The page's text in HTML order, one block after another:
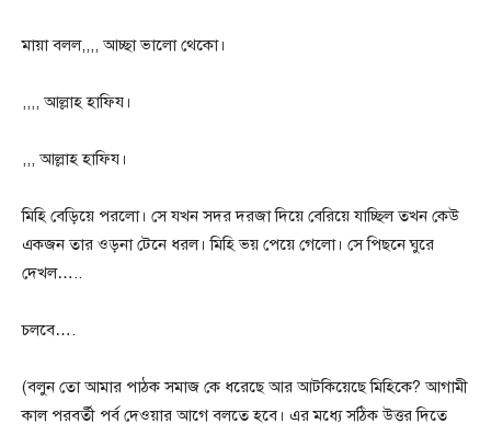
মায়া বলল,,,, আচ্ছা ভালো থেকো।
,,,, আল্লাহ হাফিয।
,,, আল্লাহ হাফিয।
মিহি বেড়িয়ে পরলো। সে যখন সদর দরজা দিয়ে বেরিয়ে যাচ্ছিল তখন কেউ
একজন তার ওড়না টেনে ধরল। মিহি ভয় পেয়ে গেলো। সে পিছনে ঘুরে
দেখল…..
চলবে….
(বলুন তো আমার পাঠক সমাজ কে ধরেছে আর আটকিয়েছে মিহিকে? আগামী
কাল পরবর্তী পর্ব দেওয়ার আগে বলতে হবে। এর মধ্যে সঠিক উত্তর দিতে